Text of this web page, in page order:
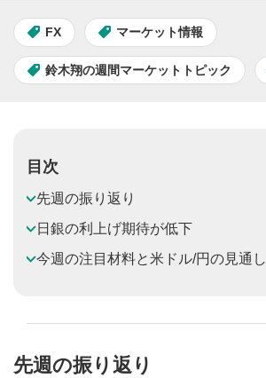
FX マーケット情報
鈴木翔の週間マーケットトピック
目次
先週の振り返り
日銀の利上げ期待が低下
今週の注目材料と米ドル/円の見通し
先週の振り返り